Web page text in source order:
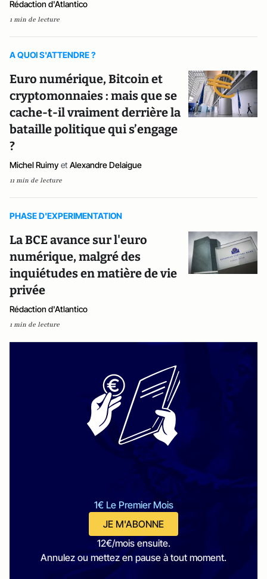
Rédaction d'Atlantico
1 min de lecture
A QUOI S'ATTENDRE ?
Euro numérique, Bitcoin et
cryptomonnaies : mais que se
cache-t-il vraiment derrière la
bataille politique qui s’engage
?
Michel Ruimy et Alexandre Delaigue
11 min de lecture
PHASE D'EXPERIMENTATION
La BCE avance sur l'euro
numérique, malgré des
inquiétudes en matière de vie
privée
Rédaction d'Atlantico
1 min de lecture
1€ Le Premier Mois
JE M'ABONNE
12€/mois ensuite.
Annulez ou mettez en pause à tout moment.